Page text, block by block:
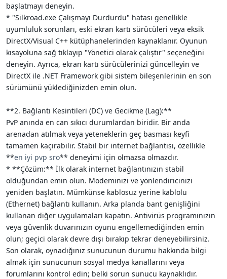
başlatmayı deneyin.
* "Silkroad.exe Çalışmayı Durdurdu" hatası genellikle
uyumluluk sorunları, eski ekran kartı sürücüleri veya eksik
DirectX/Visual C++ kütüphanelerinden kaynaklanır. Oyunun
kısayoluna sağ tıklayıp "Yönetici olarak çalıştır" seçeneğini
deneyin. Ayrıca, ekran kartı sürücülerinizi güncelleyin ve
DirectX ile .NET Framework gibi sistem bileşenlerinin en son
sürümünü yüklediğinizden emin olun.
**2. Bağlantı Kesintileri (DC) ve Gecikme (Lag):**
PvP anında en can sıkıcı durumlardan biridir. Bir anda
arenadan atılmak veya yeteneklerin geç basması keyfi
tamamen kaçırabilir. Stabil bir internet bağlantısı, özellikle
**en iyi pvp sro** deneyimi için olmazsa olmazdır.
* **Çözüm:** İlk olarak internet bağlantınızın stabil
olduğundan emin olun. Modeminizi ve yönlendiricinizi
yeniden başlatın. Mümkünse kablosuz yerine kablolu
(Ethernet) bağlantı kullanın. Arka planda bant genişliğini
kullanan diğer uygulamaları kapatın. Antivirüs programınızın
veya güvenlik duvarınızın oyunu engellemediğinden emin
olun; geçici olarak devre dışı bırakıp tekrar deneyebilirsiniz.
Son olarak, oynadığınız sunucunun durumu hakkında bilgi
almak için sunucunun sosyal medya kanallarını veya
forumlarını kontrol edin; belki sorun sunucu kaynaklıdır.